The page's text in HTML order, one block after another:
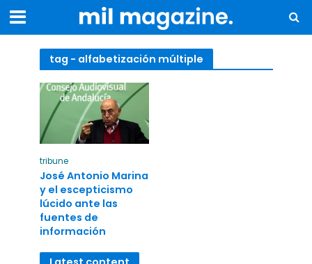
tag - alfabetización múltiple
tribune
José Antonio Marina
y el escepticismo
lúcido ante las
fuentes de
información